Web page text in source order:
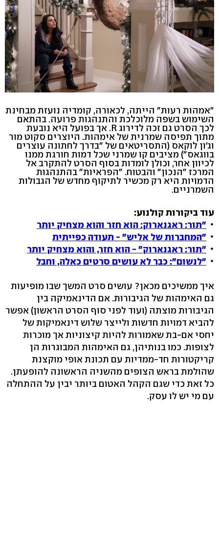
"אמהות רעות" הייתה, לכאורה, קומדיה נועזת מבחינת
השימוש בשפה מלוכלכת והתנהגות פרועה. בהתאם
לכך הסרט גם זכה לדירוג R. אך בפועל היא נובעת
מתוך תפיסה שמרנית של אימהות. היוצרים סקוט מור
וג'ון לוקאס (התסריטאים של "בדרך לחתונה עוצרים
בווגאס") מציבים קו שמרני שכל דמות חורגת ממנו
לכיוון אחר, וכולן לומדות בסוף הסרט להתקרב אל
המרכז "הנכון" והבטוח. "הפראיות" בהתנהגות
הדמויות היא רק מכשיר לתיקוף מחדש של הגבולות
השמרניים.
עוד ביקורות קולנוע:
"תור: ראגנארוק: הוא חזר והוא מצחיק יותר
"המחברות של אליש" - תעודה כפייתית
"תור: ראגנארוק" - הוא חזר, והוא מצחיק יותר
"לנשום": כבר לא עושים סרטים כאלה, וחבל
איך ממשיכים מכאן? עושים סרט המשך שבו מופיעות
גם האימהות של הגיבורות. אם הדינאמיקה בין
הגיבורות מוצתה (ועוד לפני סוף הסרט הראשון) אפשר
להביא דמויות חדשות ולייצר שלוש דינאמיקות של
יחסי אם-בת שאמורות להיות קיצוניות אך מוכרות
לצופות. כמו בנותיהן, גם האימהות המבוגרות הן
קריקטורות חד-ממדיות עם תכונת אופי מוקצנת
שהולמת בראש הצופים מהשניה הראשונה להופעתן.
כל זאת כדי שגם הקהל האטום ביותר יבין על ההתחלה
עם מי יש לו עסק.